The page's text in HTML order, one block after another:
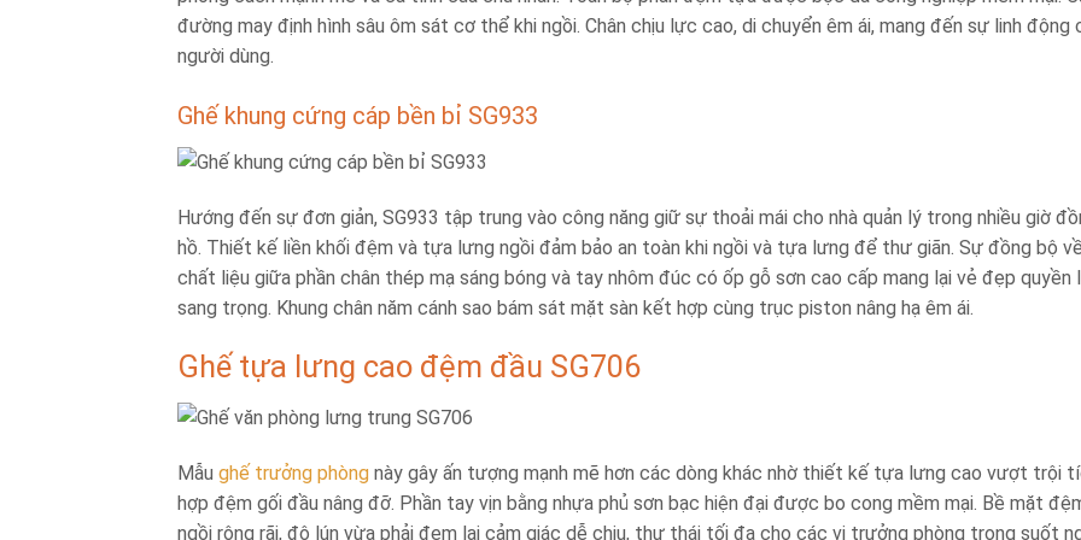
đường may định hình sâu ôm sát cơ thể khi ngồi. Chân chịu lực cao, di chuyển êm ái, mang đến sự linh động
người dùng.
Ghế khung cứng cáp bền bỉ SG933
Hướng đến sự đơn giản, SG933 tập trung vào công năng giữ sự thoải mái cho nhà quản lý trong nhiều giờ
hồ. Thiết kế liền khối đệm và tựa lưng ngồi đảm bảo an toàn khi ngồi và tựa lưng để thư giãn. Sự đồng bộ về
chất liệu giữa phần chân thép mạ sáng bóng và tay nhôm đúc có ốp gỗ sơn cao cấp mang lại vẻ đẹp quyền
sang trọng. Khung chân năm cánh sao bám sát mặt sàn kết hợp cùng trục piston nâng hạ êm ái.
Ghế tựa lưng cao đệm đầu SG706
Mẫu ghế trưởng phòng này gây ấn tượng mạnh mẽ hơn các dòng khác nhờ thiết kế tựa lưng cao vượt trội
hợp đệm gối đầu nâng đỡ. Phần tay vịn bằng nhựa phủ sơn bạc hiện đại được bo cong mềm mại. Bề mặt
ngồi rộng rãi, độ lún vừa phải đem lại cảm giác dễ chịu, thư thái tối đa cho các vị trưởng phòng trong suốt